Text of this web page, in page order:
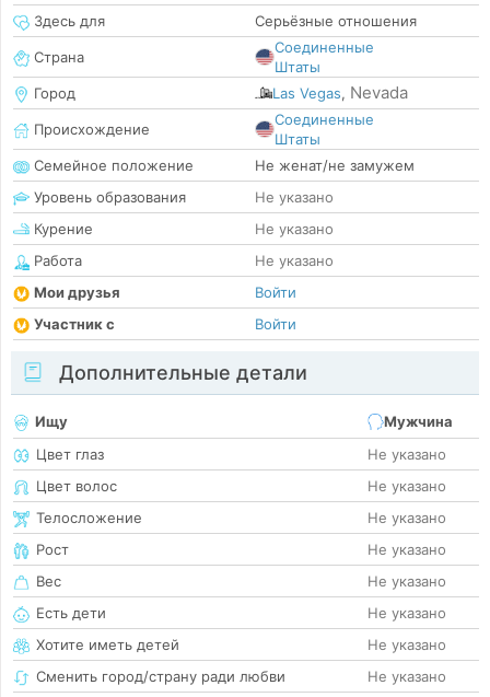
Здесь для
Серьёзные отношения
Страна
Соединенные
Штаты
Город
Las Vegas, Nevada
Происхождение
Соединенные
Штаты
Семейное положение
Не женат/не замужем
Уровень образования
Не указано
Курение
Не указано
Работа
Не указано
Мои друзья
Войти
Участник с
Войти
Дополнительные детали
Ищу
Мужчина
Цвет глаз
Не указано
Цвет волос
Не указано
Телосложение
Не указано
Рост
Не указано
Вес
Не указано
Есть дети
Не указано
Хотите иметь детей
Не указано
Сменить город/страну ради любви
Не указано